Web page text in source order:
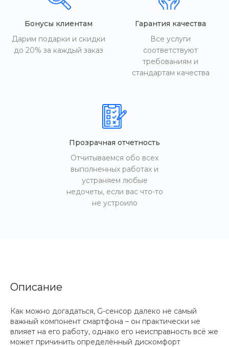
Бонусы клиентам
Дарим подарки и скидки
до 20% за каждый заказ
Гарантия качества
Все услуги
соответствуют
требованиям и
стандартам качества
Прозрачная отчетность
Отчитываемся обо всех
выполненных работах и
устраняем любые
недочеты, если вас что-то
не устроило
Описание
Как можно догадаться, G-сенсор далеко не самый
важный компонент смартфона – он практически не
влияет на его работу, однако его неисправность всё же
может причинить определённый дискомфорт